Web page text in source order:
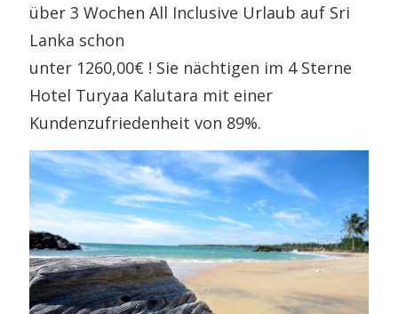
über 3 Wochen All Inclusive Urlaub auf Sri
Lanka schon
unter 1260,00€ ! Sie nächtigen im 4 Sterne
Hotel Turyaa Kalutara mit einer
Kundenzufriedenheit von 89%.